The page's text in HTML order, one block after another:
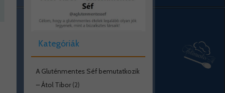
Kategóriák
A Gluténmentes Séf bemutatkozik
– Átol Tibor(2)